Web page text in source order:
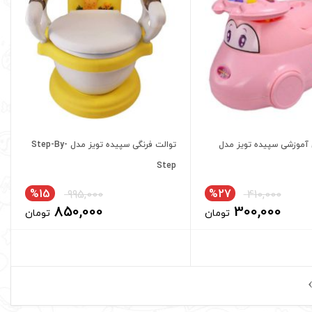
قیمت فعلی:
آموزشی سپیده تویز مدل
410,000
300,000 تومان
%27
توالت فرنگی سپیده تویز مدل Step-By-
Step
995,000
850,000 تومان
%15